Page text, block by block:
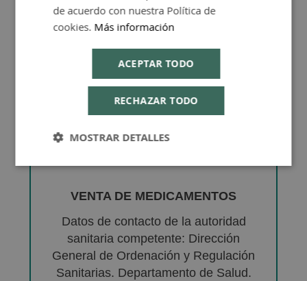
VENTA DE MEDICAMENTOS
Datos de contacto de la autoridad
sanitaria competente: Dirección
General de Ordenación y Regulación
Sanitarias. Departamento de Salud.
de acuerdo con nuestra Política de
cookies. Más información
ACEPTAR TODO
RECHAZAR TODO
MOSTRAR DETALLES